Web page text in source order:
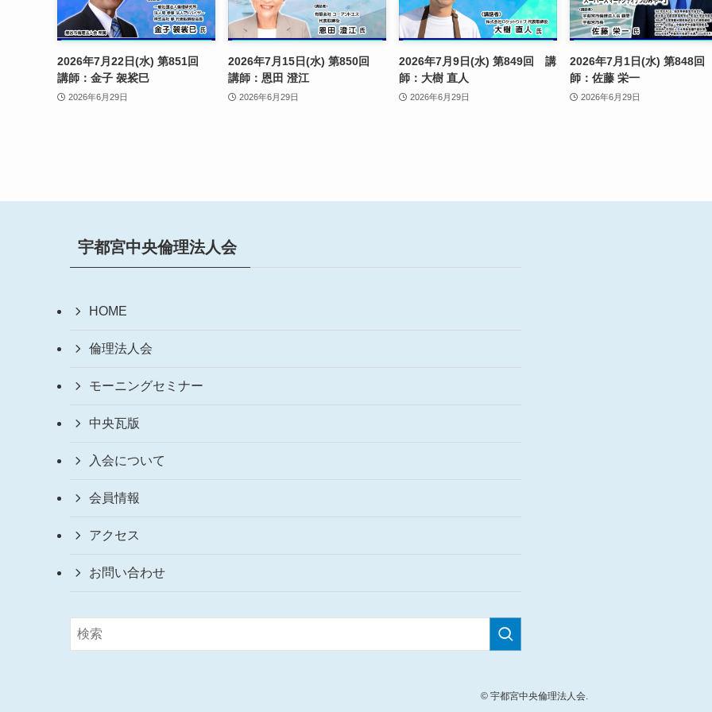
2026年7月22日(水) 第851回
講師：金子 袈裟巳
2026年6月29日
2026年7月15日(水) 第850回
講師：恩田 澄江
2026年6月29日
2026年7月9日(水) 第849回 講
師：大樹 直人
2026年6月29日
2026年7月1日(水) 第848
師：佐藤 栄一
2026年6月29日
宇都宮中央倫理法人会
HOME
倫理法人会
モーニングセミナー
中央瓦版
入会について
会員情報
アクセス
お問い合わせ
©宇都宮中央倫理法人会.